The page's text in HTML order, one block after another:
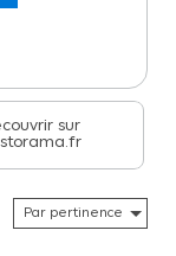
modulable de
assortir et
la forme de votre
en douceur et
pour durer et
sur